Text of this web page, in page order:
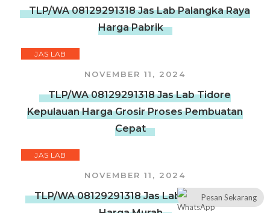
TLP/WA 08129291318 Jas Lab Palangka Raya
Harga Pabrik
JAS LAB
NOVEMBER 11, 2024
TLP/WA 08129291318 Jas Lab Tidore
Kepulauan Harga Grosir Proses Pembuatan
Cepat
JAS LAB
NOVEMBER 11, 2024
TLP/WA 08129291318 Jas Lab Banjarmasin
Pesan Sekarang